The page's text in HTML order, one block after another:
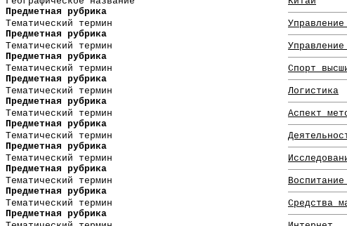
Предметная рубрика
Тематический термин
Предметная рубрика
Тематический термин
Предметная рубрика
Тематический термин
Спорт
Предметная рубрика
Тематический термин
Логистика
Предметная рубрика
Тематический термин
Аспект
Предметная рубрика
Тематический термин
Предметная рубрика
Тематический термин
Предметная рубрика
Тематический термин
Предметная рубрика
Тематический термин
Средства
Предметная рубрика